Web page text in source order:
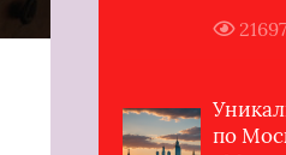
21697
по